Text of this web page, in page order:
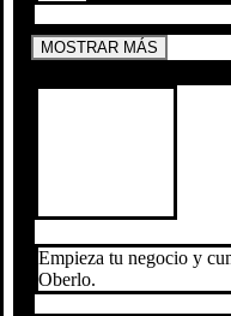
MOSTRAR MÁS
Empieza tu negocio y
Oberlo.